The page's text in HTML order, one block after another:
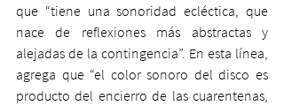
que “tiene una sonoridad ecléctica, que
nace de reflexiones más abstractas y
alejadas de la contingencia”. En esta línea,
agrega que “el color sonoro del disco es
producto del encierro de las cuarentenas,